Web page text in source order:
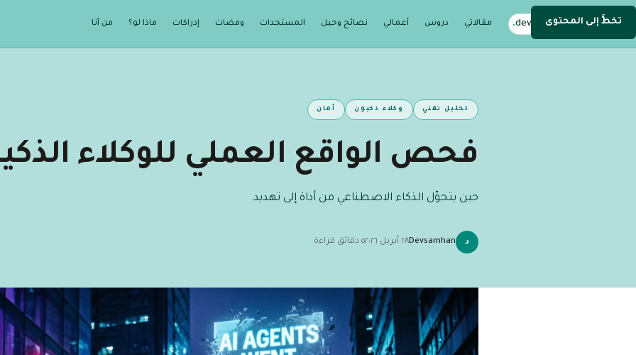
تخطَّ إلى المحتوى
DEV
devsamhan
. مقالاتي دروس أعمالي نصائح وحيل المستجدات ومضات إدراكات ماذا لو؟ من أنا
تحليل تقني وكلاء ذكيون أمان
فحص الواقع العملي للوكلاء
حين يتحوّل الذكاء الاصطناعي من أداة إلى تهديد
د Devsamhan٢٨ أبريل ٢٠٢٦ ٥ دقائق قراءة